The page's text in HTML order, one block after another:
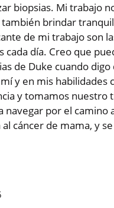
biopsias. Mi trabajo
brindar
de mi trabajo son
día. Creo que
de Duke cuando
y en mis habilidades
y tomamos nuestro
por el camino
cáncer de mama, y